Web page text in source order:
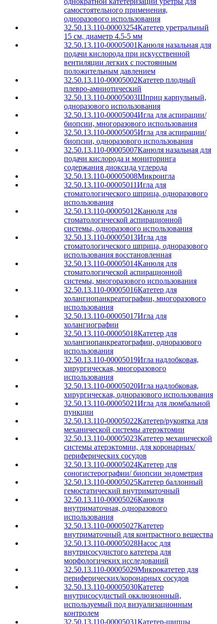
самостоятельного применения,
одноразового использования
32.50.13.110-00003254Катетер уретральный
15 см, диаметр 4.5-5 мм
32.50.13.110-00005001Канюля назальная для
подачи кислорода при искусственной
вентиляции легких с постоянным
положительным давлением
32.50.13.110-00005002Катетер плодный
плевро-амниотический
32.50.13.110-00005003Шприц карпульный,
одноразового использования
32.50.13.110-00005004Игла для аспирации/
биопсии, многоразового использования
32.50.13.110-00005005Игла для аспирации/
биопсии, одноразового использования
32.50.13.110-00005007Канюля назальная для
подачи кислорода и мониторинга
содержания диоксида углерода
32.50.13.110-00005008Микроигла
32.50.13.110-00005011Игла для
стоматологического шприца, одноразового
использования
32.50.13.110-00005012Канюля для
стоматологической аспирационной
системы, одноразового использования
32.50.13.110-00005013Игла для
стоматологического шприца, одноразового
использования восстановленная
32.50.13.110-00005014Канюля для
стоматологической аспирационной
системы, многоразового использования
32.50.13.110-00005016Катетер для
холангиопанкреатографии, многоразового
использования
32.50.13.110-00005017Игла для
холангиографии
32.50.13.110-00005018Катетер для
холангиопанкреатографии, одноразового
использования
32.50.13.110-00005019Игла надлобковая,
хирургическая, многоразового
использования
32.50.13.110-00005020Игла надлобковая,
хирургическая, одноразового использования
32.50.13.110-00005021Игла для люмбальной
пункции
32.50.13.110-00005022Катетер/рукоятка для
механической системы атерэктомии
32.50.13.110-00005023Катетер механической
системы атерэктомии, для коронарных/
периферических сосудов
32.50.13.110-00005024Катетер для
соногистерографии/ биопсии эндометрия
32.50.13.110-00005025Катетер баллонный
гемостатический внутриматочный
32.50.13.110-00005026Канюля
внутриматочная, одноразового
использования
32.50.13.110-00005027Катетер
внутриматочный для контрастного вещества
32.50.13.110-00005028Насос для
внутрисосудистого катетера для
морфологичеких исследований
32.50.13.110-00005029Микрокатетер для
периферических/коронарных сосудов
32.50.13.110-00005030Катетер
внутрисосудистый окклюзионный,
используемый под визуализационным
контролем
32.50.13.110-00005031Катетер-щипцы